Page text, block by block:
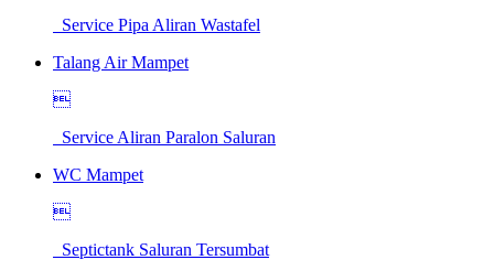
Service Pipa Aliran Wastafel
Talang Air Mampet

Service Aliran Paralon Saluran
WC Mampet

Septictank Saluran Tersumbat